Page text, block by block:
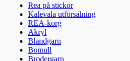
Rea på stickor
Kalevala utförsälning
REA-korg
Akryl
Blandgarn
Bomull
Brodergarn